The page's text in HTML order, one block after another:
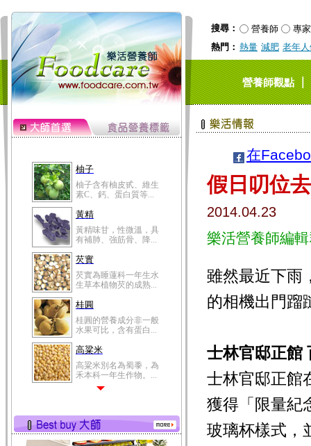
搜尋： 營養師
專家
熱門： 熱量 減肥 老年
營養師觀點｜
柚子
柚子含有柚皮甙、維生
素C、鈣、蛋白質等...
黃精
黃精味甘，性微溫，具
有補肺、強筋骨、降...
芡實
芡實為睡蓮科一年生水
生草本植物芡的成熟...
桂圓
桂圓的營養成分非一般
水果可比，含有蛋白...
高粱米
高粱米別名為蜀黍，為
禾本科一年生作物。...
有蛋白質、脂肪、磷...
鮪魚
在
假日叨位
2014.04.23
樂活營養師編
雖然最近下雨
的相機出門蹓
士林官邸正館
士林官邸正館
獲得「限量紀
玻璃杯樣式，